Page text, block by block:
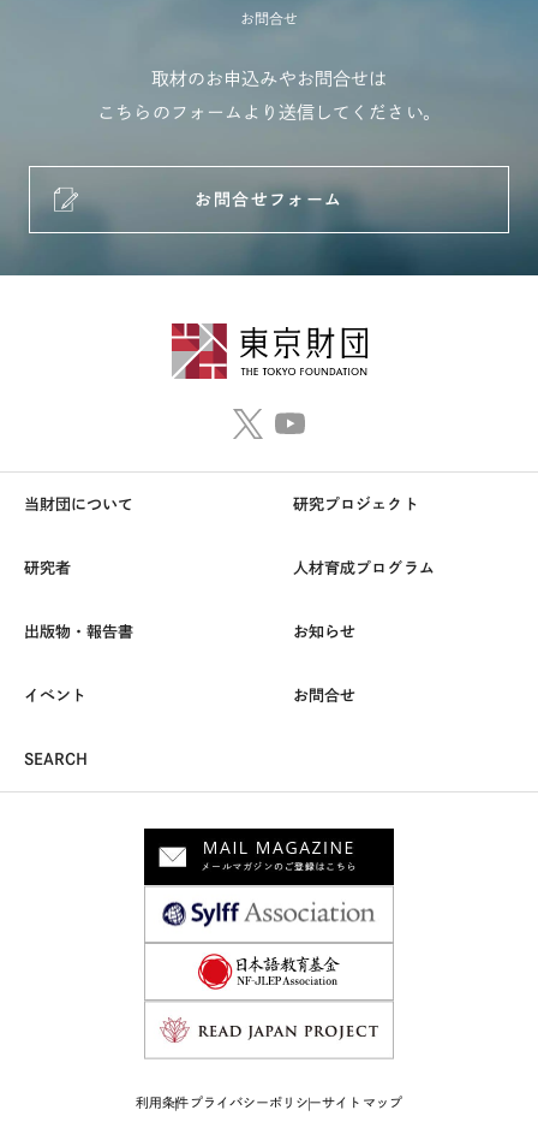
お問合せ
取材のお申込みやお問合せは
こちらのフォームより送信してください。
お問合せフォーム
当財団について 研究プロジェクト
研究者 人材育成プログラム
出版物・報告書 お知らせ
イベント お問合せ
SEARCH
利用条件プライバシーポリシーサイトマップ